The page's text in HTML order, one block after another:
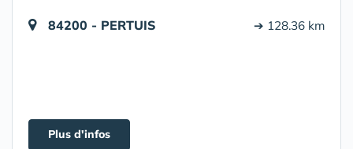
84200 - PERTUIS ➔ 128.36 km
Plus d'infos